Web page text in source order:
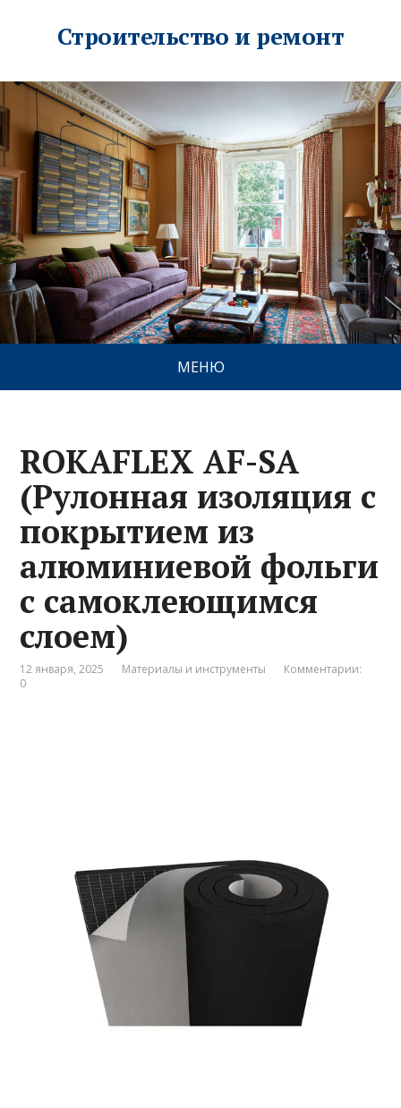
Строительство и ремонт
МЕНЮ
ROKAFLEX AF-SA
(Рулонная изоляция с
покрытием из
алюминиевой фольги
с самоклеющимся
слоем)
12 января, 2025 Материалы и инструменты
Комментарии:
0